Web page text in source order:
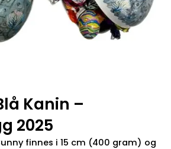
Kanin –
2025
finnes i 15 cm (400 gram) og